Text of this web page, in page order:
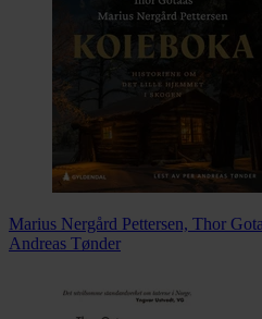
Marius Nergård Pettersen, Thor
Andreas Tønder